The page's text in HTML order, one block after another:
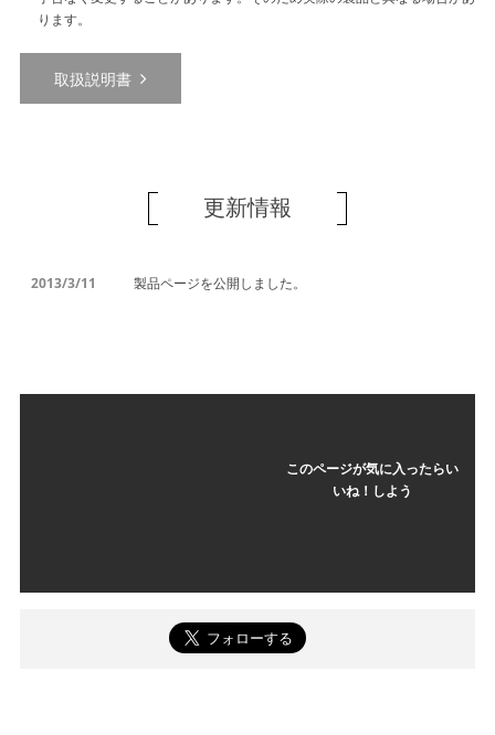
ります。
取扱説明書
更新情報
2013/3/11 製品ページを公開しました。
このページが気に入ったらい
いね！しよう